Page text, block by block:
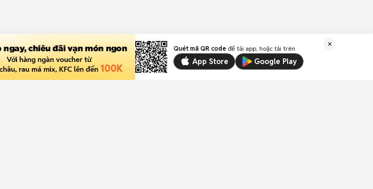
Quét mã QR code để tải app, hoặc tải trên
App Store Google Play